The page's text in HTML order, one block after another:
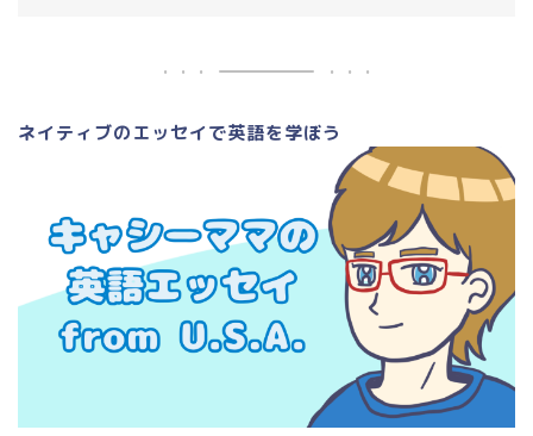
ネイティブのエッセイで英語を学ぼう